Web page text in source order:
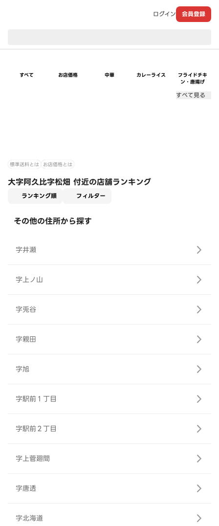
ログイン 会員登録
すべて お店価格 中華 カレーライス
フライドチキ
ン・唐揚げ
すべて見る
標準送料とは お店価格とは
大字阿久比字松畑 付近の店舗ランキング
ランキング順 フィルター
その他の住所から探す
字井瀬
字上ノ山
字兎谷
字親田
字旭
字駅前１丁目
字駅前２丁目
字上菅廻間
字唐透
字北海道